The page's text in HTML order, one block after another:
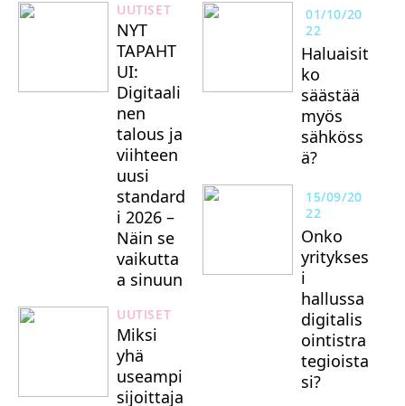
UUTISET
NYT
TAPAHT
UI:
Digitaali
nen
talous ja
viihteen
uusi
standard
i 2026 –
Näin se
vaikutta
a sinuun
UUTISET
Miksi
yhä
useampi
sijoittaja
01/10/20
22
Haluaisit
ko
säästää
myös
sähköss
ä?
15/09/20
22
Onko
yritykses
i
hallussa
digitalis
ointistra
tegioista
si?